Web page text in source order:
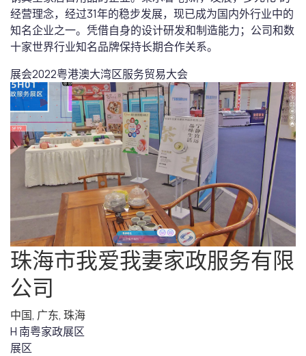
经营理念，经过31年的稳步发展，现已成为国内外行业中的
知名企业之一。凭借自身的设计研发和制造能力；公司和数
十家世界行业知名品牌保持长期合作关系。
展会2022粤港澳大湾区服务贸易大会
珠海市我爱我妻家政服务有限
公司
中国, 广东, 珠海
H 南粤家政展区
展区